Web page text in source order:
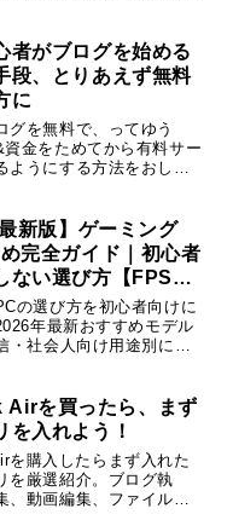
定も紹介。
者がブログを始める
段、とりあえず無料
に
グを無料で、ってゆう
金をためてから有料サー
ようにする方法をおしえ
新版】ゲーミング
完全ガイド｜初心者
ない選び方【FPS・
人向け】
の選び方を初心者向けに
年最新おすすめモデル
・社会人向け用途別に紹
Airを買ったら、まず
を入れよう！
を購入したらまず入れた
を厳選紹介。ブログ執
、動画編集、ファイル管